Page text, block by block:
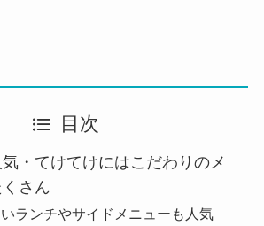
目次
・てけてけにはこだわりのメ
さん
ランチやサイドメニューも人気